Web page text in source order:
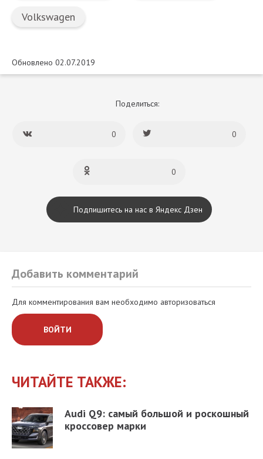
Volkswagen
Обновлено 02.07.2019
Поделиться:
0 0
0
Подпишитесь на нас в Яндекс Дзен
Добавить комментарий
Для комментирования вам необходимо авторизоваться
ВОЙТИ
ЧИТАЙТЕ ТАКЖЕ:
Audi Q9: самый большой и роскошный
кроссовер марки